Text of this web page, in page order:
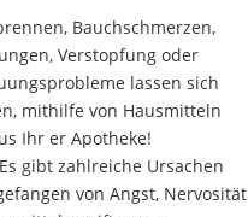
Bauchschmerzen,
Verstopfung oder
lassen sich
mithilfe von Hausmitteln
Ihr er Apotheke!
gibt zahlreiche Ursachen
von Angst, Nervosität